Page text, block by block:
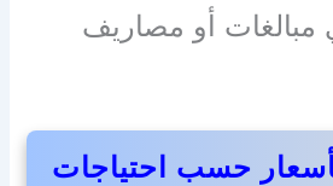
أو مصاريف
حسب احتياجات